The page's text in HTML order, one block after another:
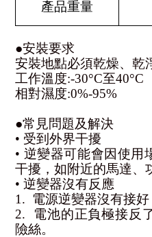
產品重量
●安裝要求
安裝地點必須乾燥、乾
工作溫度:-30°C至40°C
相對濕度:0%-95%
●常見問題及解決
• 受到外界干擾
• 逆變器可能會因使用
干擾，如附近的馬達、
• 逆變器沒有反應
1.  電源逆變器沒有接好
2.  電池的正負極接反
險絲。